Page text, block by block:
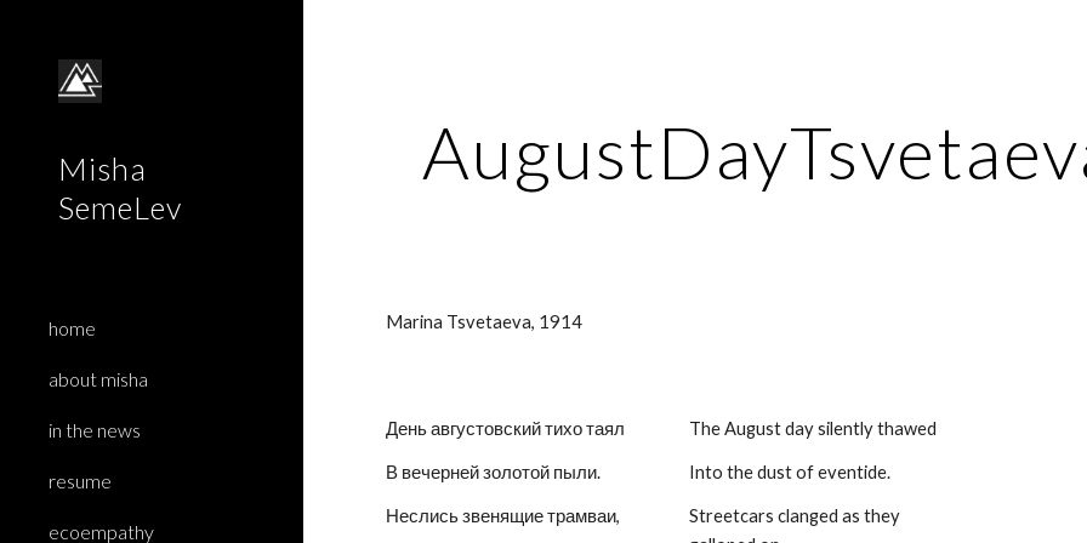
Misha
SemeLev
home
about misha
in the news
resume
ecoempathy
Marina Tsvetaeva, 1914
День августовский тихо таял
В вечерней золотой пыли.
Неслись звенящие трамваи,
The August day silently thawed
Into the dust of eventide.
Streetcars clanged as they